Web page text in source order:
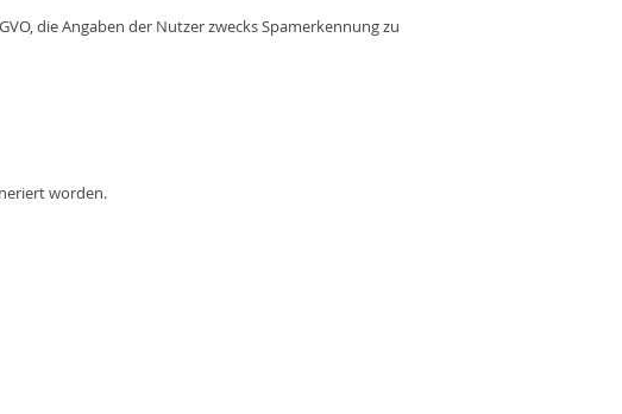
die Angaben der Nutzer zwecks Spamerkennung zu
worden.